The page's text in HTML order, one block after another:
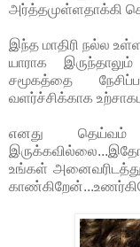
அர்த்தமுள்ளதாக்கி
இந்த மாதிரி நல்ல
யாராக
சமூகத்தை
வளர்ச்சிக்காக
எனது தெய்வம்
உங்கள்